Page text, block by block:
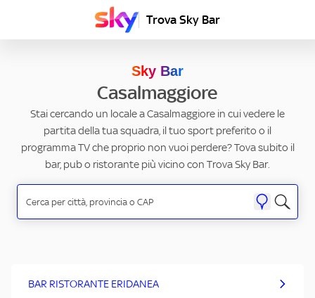
Trova Sky Bar
Sky Bar
Casalmaggiore
Stai cercando un locale a Casalmaggiore in cui vedere le
partita della tua squadra, il tuo sport preferito o il
programma TV che proprio non vuoi perdere? Tova subito il
bar, pub o ristorante più vicino con Trova Sky Bar.
BAR RISTORANTE ERIDANEA